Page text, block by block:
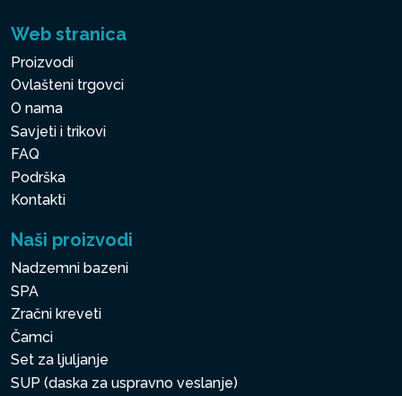
Web stranica
Proizvodi
Ovlašteni trgovci
O nama
Savjeti i trikovi
FAQ
Podrška
Kontakti
Naši proizvodi
Nadzemni bazeni
SPA
Zračni kreveti
Čamci
Set za ljuljanje
SUP (daska za uspravno veslanje)